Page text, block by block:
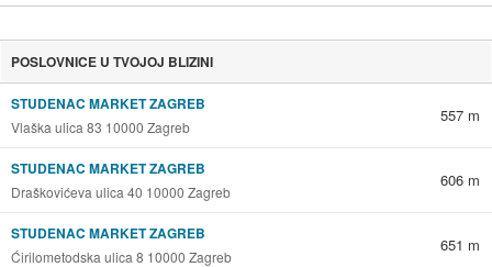
POSLOVNICE U TVOJOJ BLIZINI
STUDENAC MARKET ZAGREB
Vlaška ulica 83 10000 Zagreb
557 m
STUDENAC MARKET ZAGREB
Draškovićeva ulica 40 10000 Zagreb
606 m
STUDENAC MARKET ZAGREB
Ćirilometodska ulica 8 10000 Zagreb
651 m